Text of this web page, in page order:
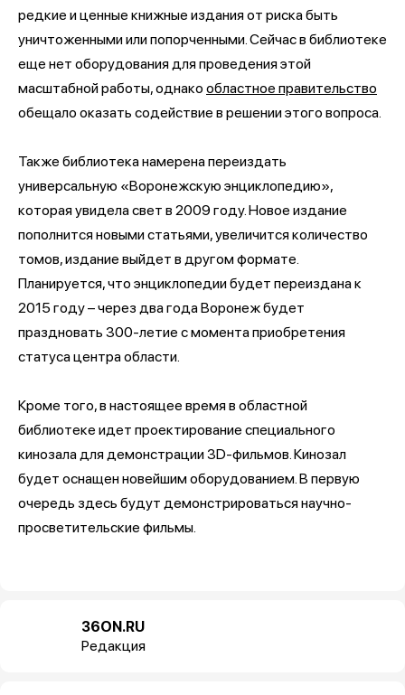
редкие и ценные книжные издания от риска быть
уничтоженными или попорченными. Сейчас в библиотеке
еще нет оборудования для проведения этой
масштабной работы, однако областное правительство
обещало оказать содействие в решении этого вопроса.
Также библиотека намерена переиздать
универсальную «Воронежскую энциклопедию»,
которая увидела свет в 2009 году. Новое издание
пополнится новыми статьями, увеличится количество
томов, издание выйдет в другом формате.
Планируется, что энциклопедии будет переиздана к
2015 году – через два года Воронеж будет
праздновать 300-летие с момента приобретения
статуса центра области.
Кроме того, в настоящее время в областной
библиотеке идет проектирование специального
кинозала для демонстрации 3D-фильмов. Кинозал
будет оснащен новейшим оборудованием. В первую
очередь здесь будут демонстрироваться научно-
просветительские фильмы.
36ON.RU
Редакция